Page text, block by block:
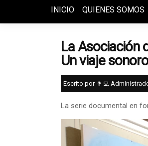
INICIO QUIENES SOMOS
La Asociación
Un viaje
Escrito por 👨‍💻
La serie documental en